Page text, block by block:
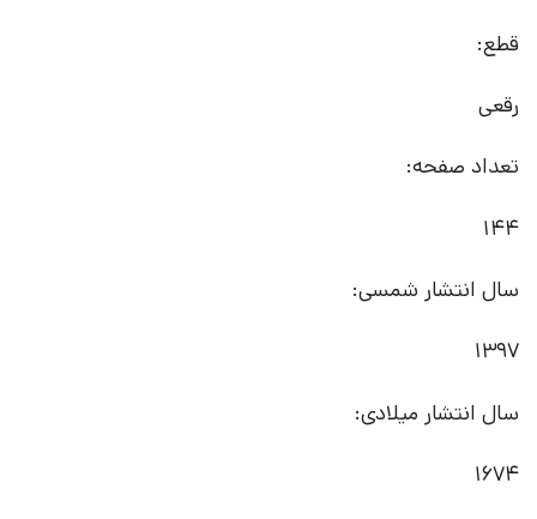
قطع:
رقعی
تعداد صفحه:
144
سال انتشار شمسی:
1397
سال انتشار میلادی:
1674